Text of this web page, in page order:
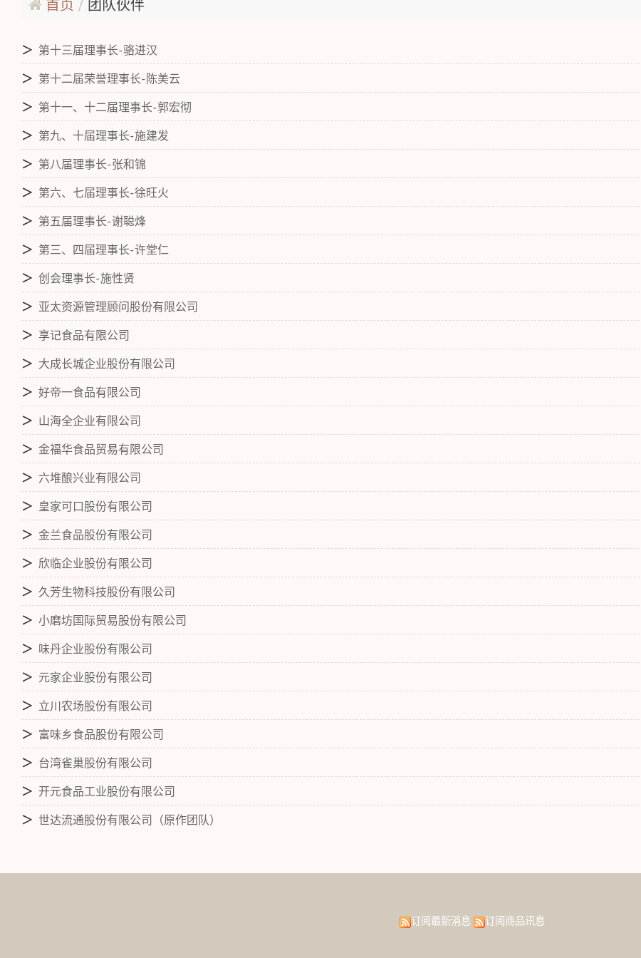
首页 团队伙伴
＞ 第十三届理事长-骆进汉
＞ 第十二届荣誉理事长-陈美云
＞ 第十一、十二届理事长-郭宏彻
＞ 第九、十届理事长-施建发
＞ 第八届理事长-张和锦
＞ 第六、七届理事长-徐旺火
＞ 第五届理事长-谢聪烽
＞ 第三、四届理事长-许堂仁
＞ 创会理事长-施性贤
＞ 亚太资源管理顾问股份有限公司
＞ 享记食品有限公司
＞ 大成长城企业股份有限公司
＞ 好帝一食品有限公司
＞ 山海全企业有限公司
＞ 金福华食品贸易有限公司
＞ 六堆酿兴业有限公司
＞ 皇家可口股份有限公司
＞ 金兰食品股份有限公司
＞ 欣临企业股份有限公司
＞ 久芳生物科技股份有限公司
＞ 小磨坊国际贸易股份有限公司
＞ 味丹企业股份有限公司
＞ 元家企业股份有限公司
＞ 立川农场股份有限公司
＞ 富味乡食品股份有限公司
＞ 台湾雀巢股份有限公司
＞ 开元食品工业股份有限公司
＞ 世达流通股份有限公司（原作团队）
订阅最新消息
订阅商品讯息